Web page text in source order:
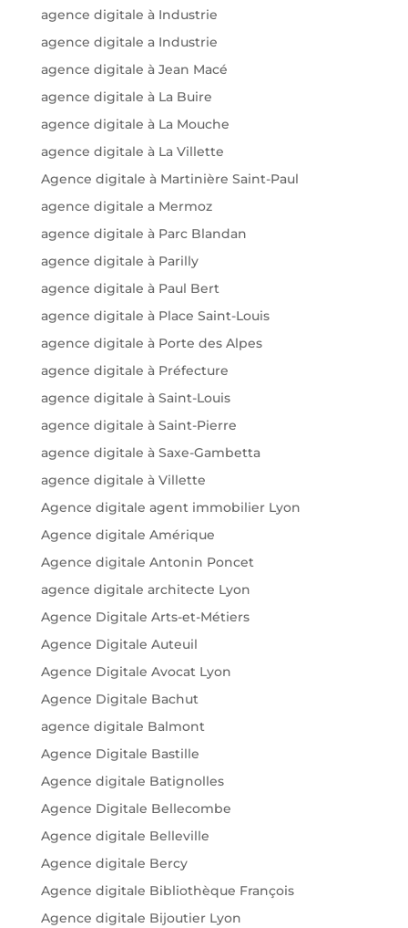
agence digitale à Industrie
agence digitale a Industrie
agence digitale à Jean Macé
agence digitale à La Buire
agence digitale à La Mouche
agence digitale à La Villette
Agence digitale à Martinière Saint-Paul
agence digitale a Mermoz
agence digitale à Parc Blandan
agence digitale à Parilly
agence digitale à Paul Bert
agence digitale à Place Saint-Louis
agence digitale à Porte des Alpes
agence digitale à Préfecture
agence digitale à Saint-Louis
agence digitale à Saint-Pierre
agence digitale à Saxe-Gambetta
agence digitale à Villette
Agence digitale agent immobilier Lyon
Agence digitale Amérique
Agence digitale Antonin Poncet
agence digitale architecte Lyon
Agence Digitale Arts-et-Métiers
Agence Digitale Auteuil
Agence Digitale Avocat Lyon
Agence Digitale Bachut
agence digitale Balmont
Agence Digitale Bastille
Agence digitale Batignolles
Agence Digitale Bellecombe
Agence digitale Belleville
Agence digitale Bercy
Agence digitale Bibliothèque François
Agence digitale Bijoutier Lyon